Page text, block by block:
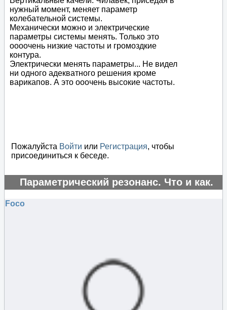
нужный момент, меняет параметр
колебательной системы.
Механически можно и электрические
параметры системы менять. Только это
оооочень низкие частоты и громоздкие
контура.
Электрически менять параметры... Не видел
ни одного адекватного решения кроме
варикапов. А это ооочень высокие частоты.
Пожалуйста Войти или Регистрация, чтобы
присоединиться к беседе.
Параметрический резонанс. Что и как.
Foco